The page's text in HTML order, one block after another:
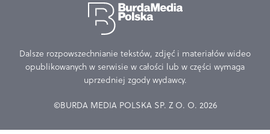
Dalsze rozpowszechnianie tekstów, zdjęć i materiałów wideo
opublikowanych w serwisie w całości lub w części wymaga
uprzedniej zgody wydawcy.
©BURDA MEDIA POLSKA SP. Z O. O. 2026